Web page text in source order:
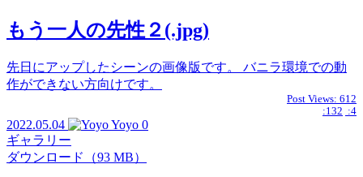
もう一人の先性２(.jpg)
先日にアップしたシーンの画像版です。 バニラ環境での動
作ができない方向けです。
Post Views: 612
:132 :4
2022.05.04 Yoyo 0
ギャラリー
ダウンロード（93 MB）